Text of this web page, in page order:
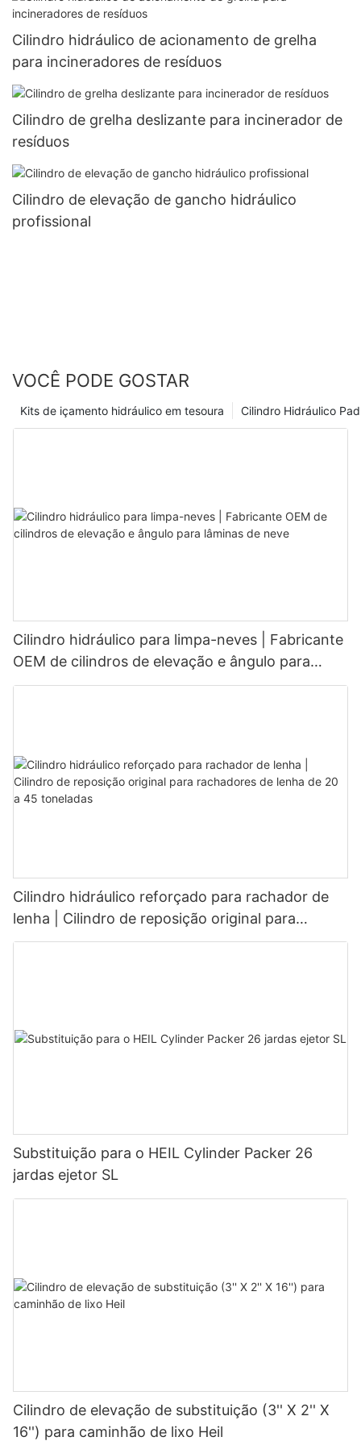
Cilindro hidráulico de acionamento de grelha
para incineradores de resíduos
Cilindro de grelha deslizante para incinerador de
resíduos
Cilindro de elevação de gancho hidráulico
profissional
VOCÊ PODE GOSTAR
Cilindro Hidráulico
Kits de içamento hidráulico em tesoura
Cilindro hidráulico para limpa-neves | Fabricante
OEM de cilindros de elevação e ângulo para
lâminas de neve
Cilindro hidráulico reforçado para rachador de
lenha | Cilindro de reposição original para
rachadores de lenha de 20 a 45 toneladas
Substituição para o HEIL Cylinder Packer 26
jardas ejetor SL
Cilindro de elevação de substituição (3'' X 2'' X
16'') para caminhão de lixo Heil